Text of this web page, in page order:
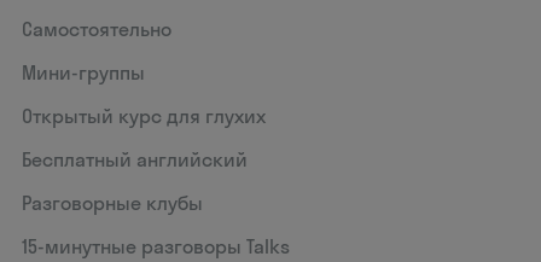
Самостоятельно
Мини-группы
Открытый курс для глухих
Бесплатный английский
Разговорные клубы
15‑минутные разговоры Talks